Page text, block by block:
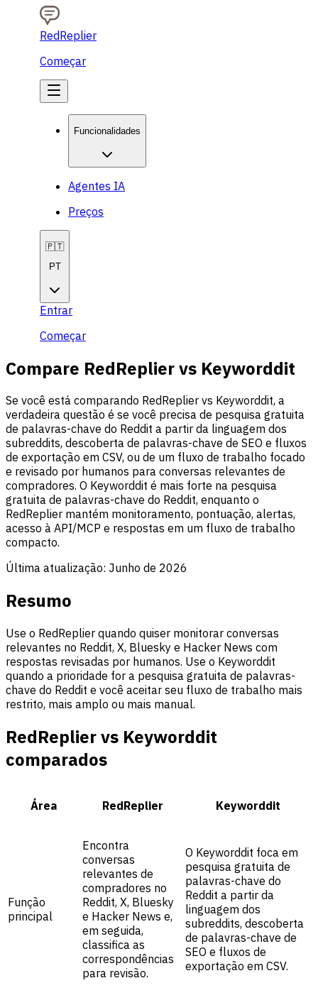
RedReplier
Começar
Funcionalidades
Agentes IA
Preços
🇵🇹
PT
Entrar
Começar
Compare RedReplier vs Keyworddit
Se você está comparando RedReplier vs Keyworddit, a
verdadeira questão é se você precisa de pesquisa gratuita
de palavras-chave do Reddit a partir da linguagem dos
subreddits, descoberta de palavras-chave de SEO e fluxos
de exportação em CSV, ou de um fluxo de trabalho focado
e revisado por humanos para conversas relevantes de
compradores. O Keyworddit é mais forte na pesquisa
gratuita de palavras-chave do Reddit, enquanto o
RedReplier mantém monitoramento, pontuação, alertas,
acesso à API/MCP e respostas em um fluxo de trabalho
compacto.
Última atualização: Junho de 2026
Resumo
Use o RedReplier quando quiser monitorar conversas
relevantes no Reddit, X, Bluesky e Hacker News com
respostas revisadas por humanos. Use o Keyworddit
quando a prioridade for a pesquisa gratuita de palavras-
chave do Reddit e você aceitar seu fluxo de trabalho mais
restrito, mais amplo ou mais manual.
RedReplier vs Keyworddit
comparados
Área RedReplier Keyworddit
Função
principal
Encontra
conversas
relevantes de
compradores no
Reddit, X, Bluesky
e Hacker News e,
em seguida,
classifica as
correspondências
para revisão.
O Keyworddit foca em
pesquisa gratuita de
palavras-chave do
Reddit a partir da
linguagem dos
subreddits, descoberta
de palavras-chave de
SEO e fluxos de
exportação em CSV.